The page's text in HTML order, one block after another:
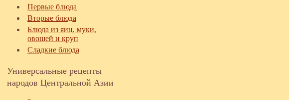
Первые блюда
Вторые блюда
Блюда из яиц, муки,
овощей и круп
Сладкие блюда
Универсальные рецепты
народов Центральной Азии